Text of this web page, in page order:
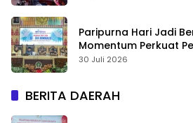
Paripurna Hari Jadi
Momentum Perkuat
Negeri
30 Juli 2026
BERITA DAERAH